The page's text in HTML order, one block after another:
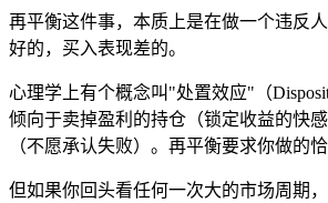
再平衡这件事，本质上是在做一个违反
好的，买入表现差的。
心理学上有个概念叫"处置效应"（
倾向于卖掉盈利的持仓（锁定收益的快
（不愿承认失败）。再平衡要求你做的恰
但如果你回头看任何一次大的市场周期